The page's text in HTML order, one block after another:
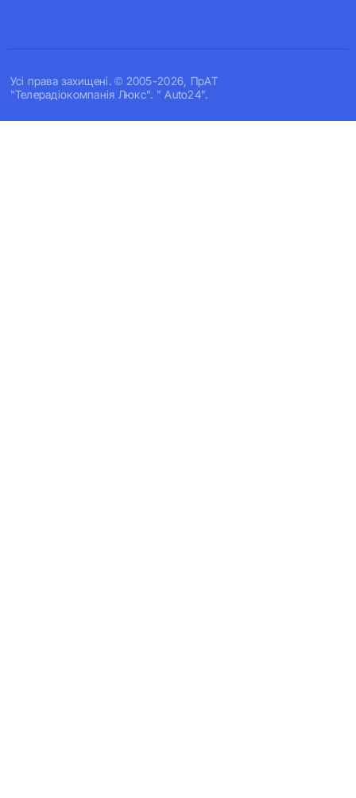
Усi права захищенi. © 2005-2026, ПрАТ
"Телерадіокомпанія Люкс". " Auto24".